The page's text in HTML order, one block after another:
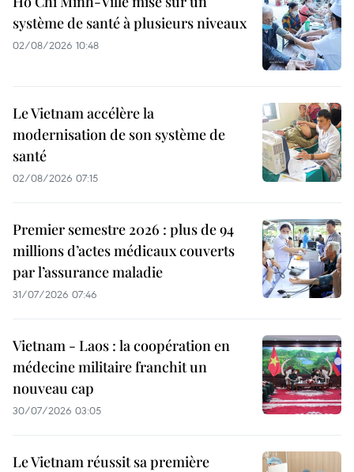
système de santé à plusieurs niveaux
02/08/2026 10:48
Le Vietnam accélère la
modernisation de son système de
santé
02/08/2026 07:15
Premier semestre 2026 : plus de 94
millions d’actes médicaux couverts
par l’assurance maladie
31/07/2026 07:46
Vietnam - Laos : la coopération en
médecine militaire franchit un
nouveau cap
30/07/2026 03:05
Le Vietnam réussit sa première